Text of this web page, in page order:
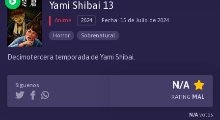
Yami Shibai 13
Anime 2024 Fecha: 15 de Julio de 2024
Horror Sobrenatural
Decimotercera temporada de Yami Shibai.
Siguenos N/A
RATING MAL
N/A votos